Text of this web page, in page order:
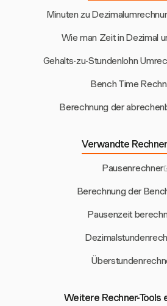
Minuten zu
Wie man Zeit in Dezimal
Gehalts-zu-Stundenlohn
Bench Time
Berechnung der
Verwandte
Pausenrechner
Berechnung der
Pausenzeit
Weitere Rechner-Tools